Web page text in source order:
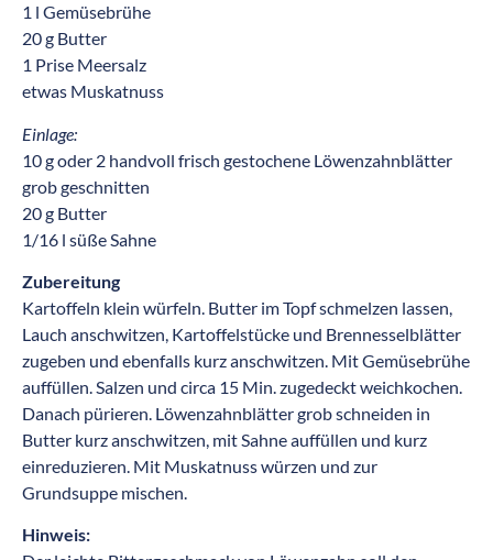
1 l Gemüsebrühe
20 g Butter
1 Prise Meersalz
etwas Muskatnuss
Einlage:
10 g oder 2 handvoll frisch gestochene Löwenzahnblätter
grob geschnitten
20 g Butter
1/16 l süße Sahne
Zubereitung
Kartoffeln klein würfeln. Butter im Topf schmelzen lassen,
Lauch anschwitzen, Kartoffelstücke und Brennesselblätter
zugeben und ebenfalls kurz anschwitzen. Mit Gemüsebrühe
auffüllen. Salzen und circa 15 Min. zugedeckt weichkochen.
Danach pürieren. Löwenzahnblätter grob schneiden in
Butter kurz anschwitzen, mit Sahne auffüllen und kurz
einreduzieren. Mit Muskatnuss würzen und zur
Grundsuppe mischen.
Hinweis: